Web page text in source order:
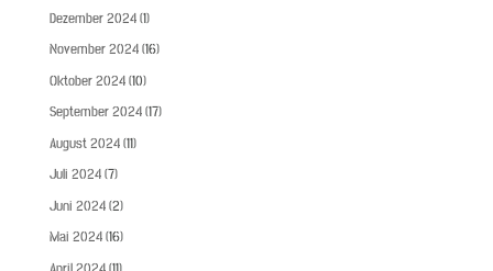
Dezember 2024(1)
November 2024(16)
Oktober 2024(10)
September 2024(17)
August 2024(11)
Juli 2024(7)
Juni 2024(2)
Mai 2024(16)